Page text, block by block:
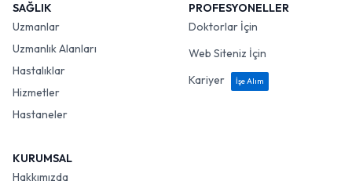
SAĞLIK
Uzmanlar
Uzmanlık Alanları
Hastalıklar
Hizmetler
Hastaneler
PROFESYONELLER
Doktorlar İçin
Web Siteniz İçin
Kariyer
İşe Alım
KURUMSAL
Hakkımızda